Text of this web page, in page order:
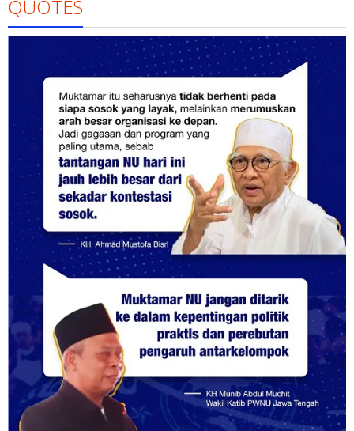
QUOTES